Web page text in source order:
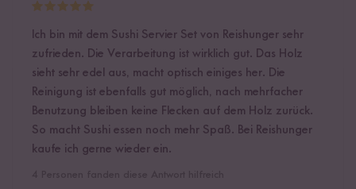
Ich bin mit dem Sushi Servier Set von Reishunger sehr
zufrieden. Die Verarbeitung ist wirklich gut. Das Holz
sieht sehr edel aus, macht optisch einiges her. Die
Reinigung ist ebenfalls gut möglich, nach mehrfacher
Benutzung bleiben keine Flecken auf dem Holz zurück.
So macht Sushi essen noch mehr Spaß. Bei Reishunger
kaufe ich gerne wieder ein.